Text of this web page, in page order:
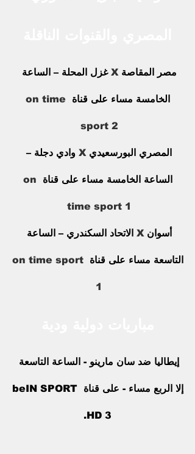
مصر المقاصة X غزل المحلة – الساعة
الخامسة مساء على قناة on time
sport 2
المصري البورسعيدي X وادي دجلة –
الساعة الخامسة مساء على قناة on
time sport 1
أسوان X الاتحاد السكندري – الساعة
التاسعة مساء على قناة on time sport
1
إيطاليا ضد سان مارينو - الساعة التاسعة
إلا الربع مساء - على قناة beIN SPORT
HD 3.